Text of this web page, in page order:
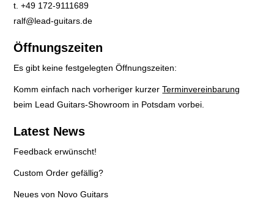
t. +49 172-9111689
ralf@lead-guitars.de
Öffnungszeiten
Es gibt keine festgelegten Öffnungszeiten:
Komm einfach nach vorheriger kurzerTerminvereinbarung
beim Lead Guitars-Showroom in Potsdam vorbei.
Latest News
Feedback erwünscht!
Custom Order gefällig?
Neues von Novo Guitars